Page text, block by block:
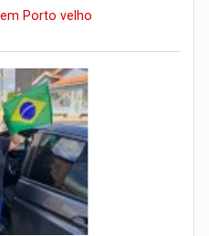
Porto velho